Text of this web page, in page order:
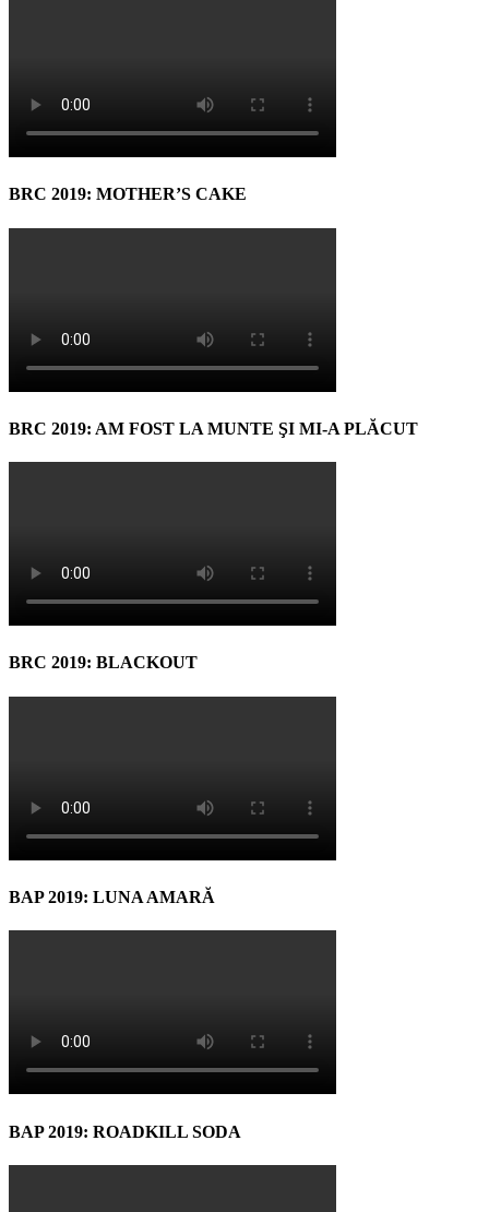
BRC 2019: MOTHER’S CAKE
BRC 2019: AM FOST LA MUNTE ŞI MI-A PLĂCUT
BRC 2019: BLACKOUT
BAP 2019: LUNA AMARĂ
BAP 2019: ROADKILL SODA